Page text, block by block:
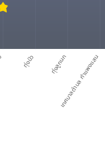
ทุ่งบัว ทุ่งลูกนกเทศบาลตำบล กำแพงแสน